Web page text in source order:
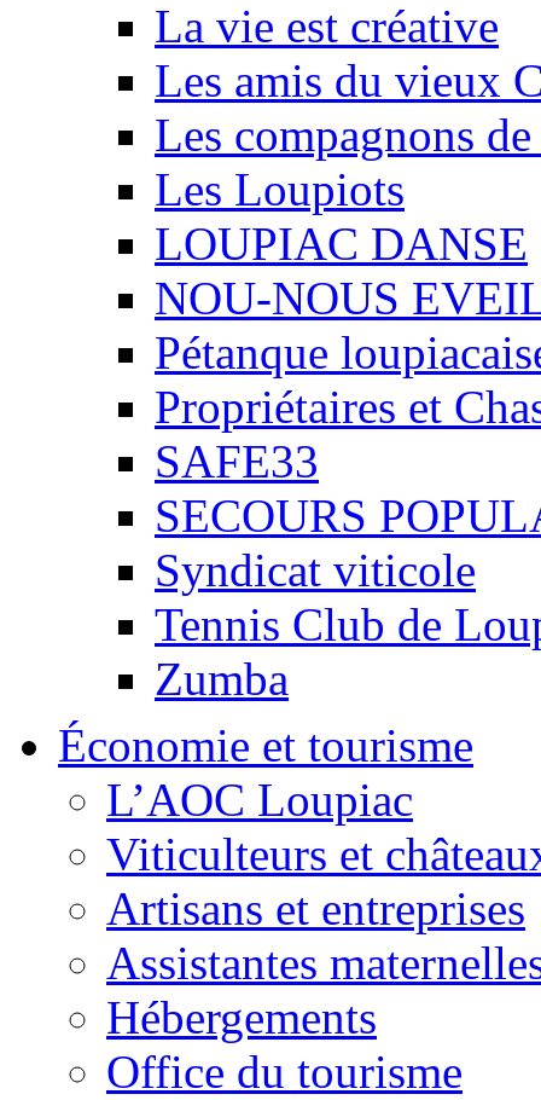
La vie est créative
Les amis du vieux
Les compagnons
Les Loupiots
LOUPIAC DANSE
NOU-NOUS
Pétanque
Propriétaires et
SAFE33
SECOURS
Syndicat viticole
Tennis Club de
Zumba
Économie et tourisme
L’AOC Loupiac
Viticulteurs et
Artisans et entreprises
Assistantes
Hébergements
Office du tourisme